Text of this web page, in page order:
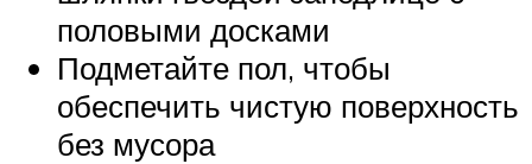
половыми досками
Подметайте пол, чтобы
обеспечить чистую поверхность
без мусора